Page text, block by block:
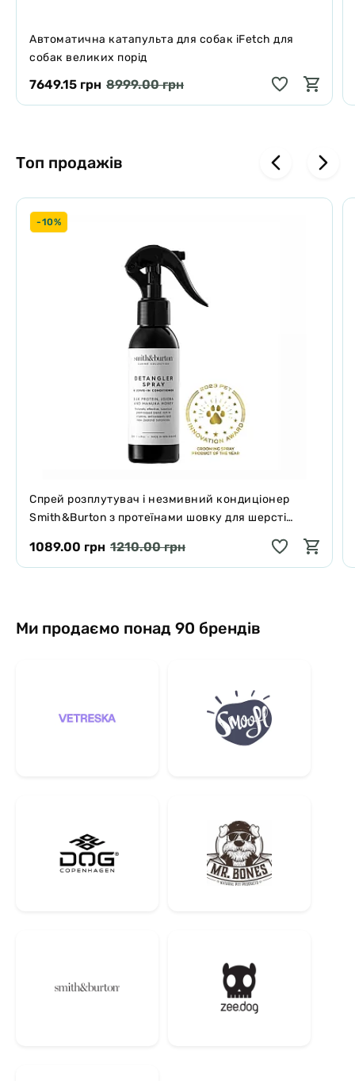
Автоматична катапульта для собак iFetch для
собак великих порід
7649.15 грн 8999.00 грн
Топ продажів
-10%
Спрей розплутувач і незмивний кондиціонер
Smith&Burton з протеїнами шовку для шерсті
1089.00 грн 1210.00 грн
Ми продаємо понад 90 брендів